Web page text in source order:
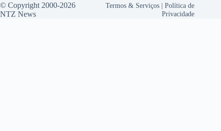
© Copyright 2000-2026
NTZ News
Termos & Serviços |Política de
Privacidade